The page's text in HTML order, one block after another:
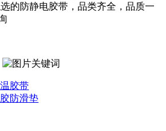
的防静电胶带，品类齐全，品质一
胶带
防滑垫